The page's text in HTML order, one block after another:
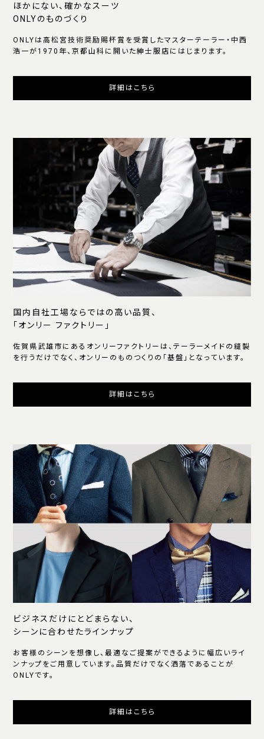
ほかにない、確かなスーツ
ONLYのものづくり
ONLYは高松宮技術奨励賜杯賞を受賞したマスターテーラー・中西
浩一が1970年、京都山科に開いた紳士服店にはじまります。
詳細はこちら
国内自社工場ならではの高い品質、
「オンリー ファクトリー」
佐賀県武雄市にあるオンリーファクトリーは、テーラーメイドの縫製
を行うだけでなく、オンリーのものつくりの「基盤」となっています。
詳細はこちら
ビジネスだけにとどまらない、
シーンに合わせたラインナップ
お客様のシーンを想像し、最適なご提案ができるように幅広いライ
ンナップをご用意しています。品質だけでなく洒落であることが
ONLYです。
詳細はこちら